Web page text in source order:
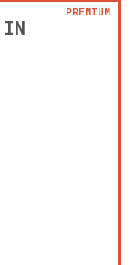
IN
PREMIUM